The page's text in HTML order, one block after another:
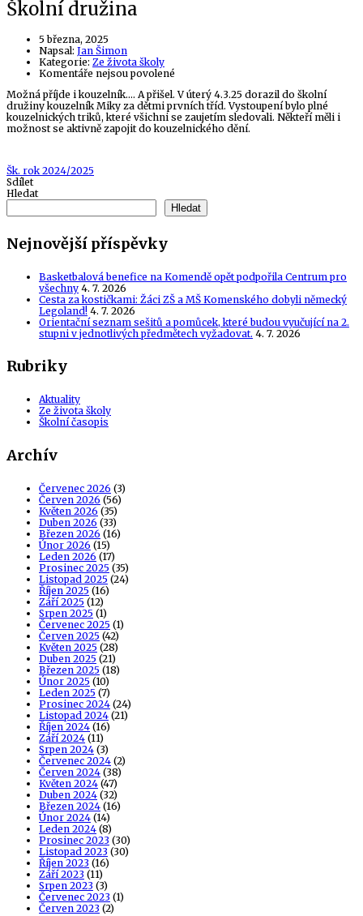
Školní družina
5 března, 2025
Napsal: Author
Jan Šimon
Kategorie: Ze života školy
Komentáře nejsou povolené
s
názvem
Školní
družina
Možná příjde i kouzelník…. A přišel. V úterý 4.3.25 dorazil do školní
družiny kouzelník Miky za dětmi prvních tříd. Vystoupení bylo plné
kouzelnických triků, které všichni se zaujetím sledovali. Někteří měli i
možnost se aktivně zapojit do kouzelnického dění.
Tags
Šk. rok 2024/2025
Sdílet
Hledat
Hledat
Nejnovější příspěvky
Basketbalová benefice na Komendě opět podpořila Centrum pro
všechny 4. 7. 2026
Cesta za kostičkami: Žáci ZŠ a MŠ Komenského dobyli německý
Legoland! 4. 7. 2026
Orientační seznam sešitů a pomůcek, které budou vyučující na 2.
stupni v jednotlivých předmětech vyžadovat. 4. 7. 2026
Rubriky
Aktuality
Ze života školy
Školní časopis
Archív
Červenec 2026 (3)
Červen 2026 (56)
Květen 2026 (35)
Duben 2026 (33)
Březen 2026 (16)
Únor 2026 (15)
Leden 2026 (17)
Prosinec 2025 (35)
Listopad 2025 (24)
Říjen 2025 (16)
Září 2025 (12)
Srpen 2025 (1)
Červenec 2025 (1)
Červen 2025 (42)
Květen 2025 (28)
Duben 2025 (21)
Březen 2025 (18)
Únor 2025 (10)
Leden 2025 (7)
Prosinec 2024 (24)
Listopad 2024 (21)
Říjen 2024 (16)
Září 2024 (11)
Srpen 2024 (3)
Červenec 2024 (2)
Červen 2024 (38)
Květen 2024 (47)
Duben 2024 (32)
Březen 2024 (16)
Únor 2024 (14)
Leden 2024 (8)
Prosinec 2023 (30)
Listopad 2023 (30)
Říjen 2023 (16)
Září 2023 (11)
Srpen 2023 (3)
Červenec 2023 (1)
Červen 2023 (2)